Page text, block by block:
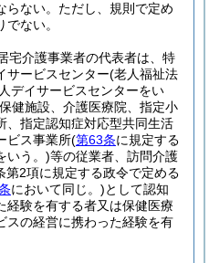
ない。 ただし、規則で定め
ない。
宅介護事業者の代表者は、特
サービスセンター(老人福祉法
デイサービスセンターをい
保健施設、介護医療院、指定小
、指定認知症対応型共同生活
ビス事業所(第63条に規定する
いう。)等の従業者、訪問介護
第2項に規定する政令で定める
において同じ。)として認知
経験を有する者又は保健医療
スの経営に携わった経験を有